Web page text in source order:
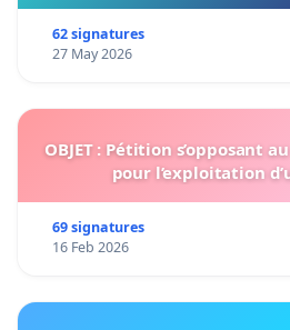
62 signatures
27 May 2026
OBJET : Pétition s’opposant
pour l’exploitation
69 signatures
16 Feb 2026